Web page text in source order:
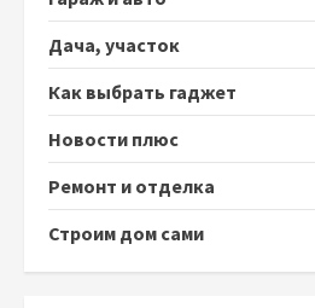
Дача, участок
Как выбрать гаджет
Новости плюс
Ремонт и отделка
Строим дом сами